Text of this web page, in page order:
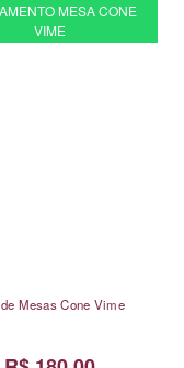
MESA CONE
VIME
Mesas Cone Vime